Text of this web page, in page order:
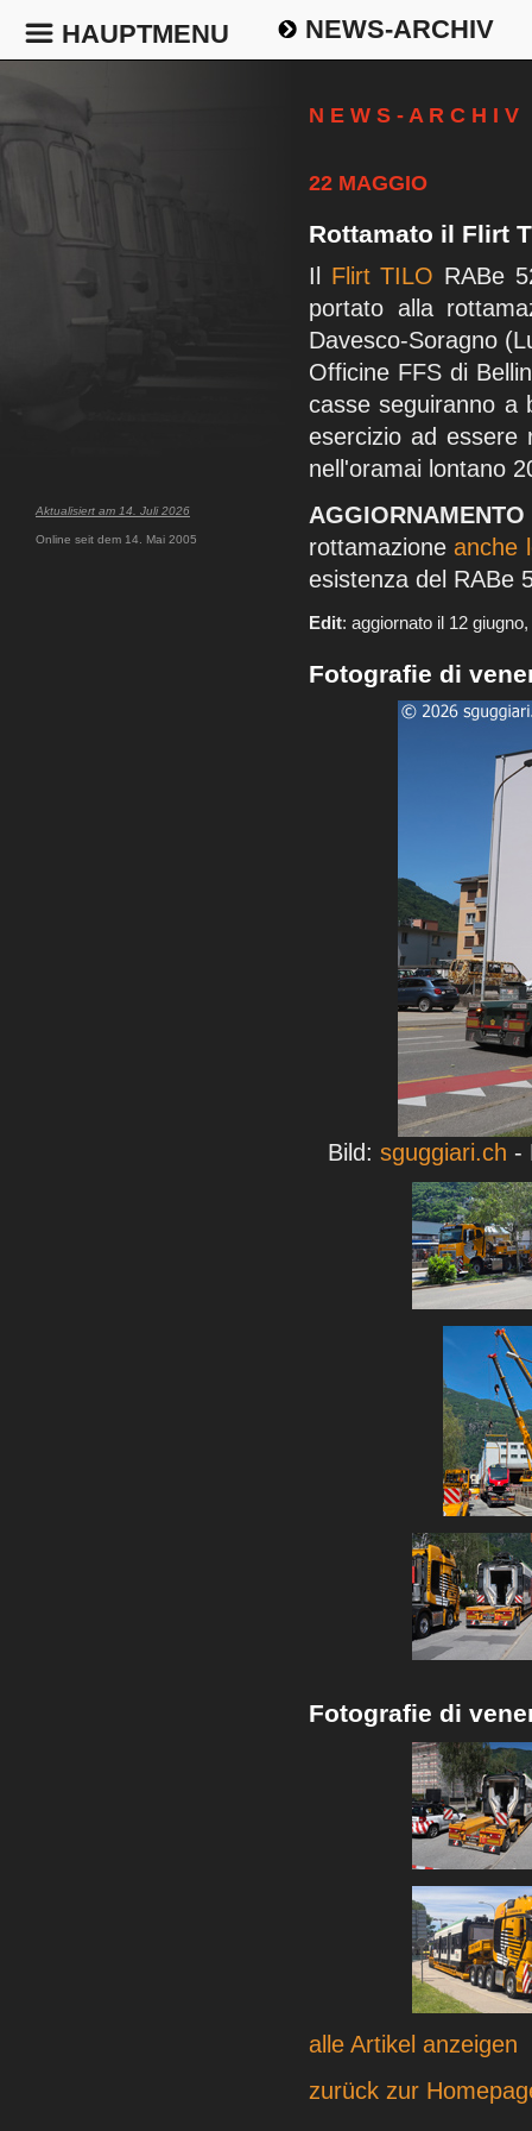
HAUPTMENU NEWS-ARCHIV
Aktualisiert am 14. Juli 2026
Online seit dem 14. Mai 2005
N E W S - A R C H I
22 MAGGIO
Rottamato il Flirt
Il Flirt TILO RABe
portato alla
Davesco-Soragno
Officine FFS di
casse seguiranno a
esercizio ad essere
nell'oramai lontano
rottamazioneanche
esistenza del RABe
Edit: aggiornato il 12
Fotografie di
Bild: sguggiari.ch -
Fotografie di
alle Artikel anzeigen
zurück zur